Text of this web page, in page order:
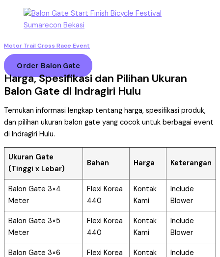
Motor Trail Cross Race Event
Order Balon Gate
Harga, Spesifikasi dan Pilihan Ukuran
Balon Gate di Indragiri Hulu
Temukan informasi lengkap tentang harga, spesifikasi produk,
dan pilihan ukuran balon gate yang cocok untuk berbagai event
di Indragiri Hulu.
Ukuran Gate
(Tinggi x Lebar)
Bahan Harga Keterangan
Balon Gate 3×4
Meter
Flexi Korea
440
Kontak
Kami
Include
Blower
Balon Gate 3×5
Meter
Flexi Korea
440
Kontak
Kami
Include
Blower
Balon Gate 3×6
Flexi Korea
Kontak
Include